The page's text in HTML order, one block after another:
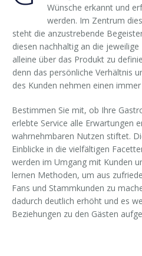
Wünsche erkannt und
werden. Im Zentrum
steht die anzustrebende
diesen nachhaltig an die
alleine über das Produkt zu
denn das persönliche Verhältnis
des Kunden nehmen einen
Bestimmen Sie mit, ob Ihre
erlebte Service alle Erwartungen
wahrnehmbaren Nutzen stiftet.
Einblicke in die vielfältigen
werden im Umgang mit Kunden
lernen Methoden, um aus
Fans und Stammkunden zu
dadurch deutlich erhöht und es
Beziehungen zu den Gästen